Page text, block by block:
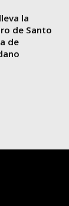
la
de Santo
de